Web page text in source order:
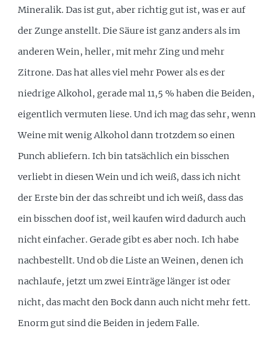
Mineralik. Das ist gut, aber richtig gut ist, was er auf
der Zunge anstellt. Die Säure ist ganz anders als im
anderen Wein, heller, mit mehr Zing und mehr
Zitrone. Das hat alles viel mehr Power als es der
niedrige Alkohol, gerade mal 11,5 % haben die Beiden,
eigentlich vermuten liese. Und ich mag das sehr, wenn
Weine mit wenig Alkohol dann trotzdem so einen
Punch abliefern. Ich bin tatsächlich ein bisschen
verliebt in diesen Wein und ich weiß, dass ich nicht
der Erste bin der das schreibt und ich weiß, dass das
ein bisschen doof ist, weil kaufen wird dadurch auch
nicht einfacher. Gerade gibt es aber noch. Ich habe
nachbestellt. Und ob die Liste an Weinen, denen ich
nachlaufe, jetzt um zwei Einträge länger ist oder
nicht, das macht den Bock dann auch nicht mehr fett.
Enorm gut sind die Beiden in jedem Falle.